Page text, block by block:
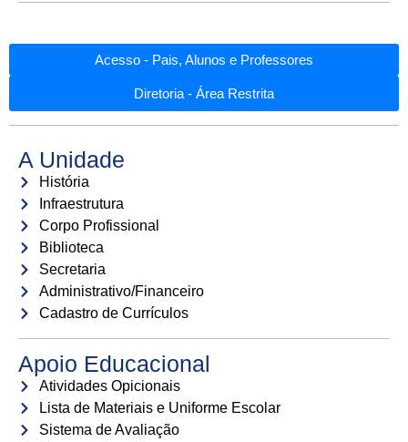
Acesso - Pais, Alunos e Professores
Diretoria - Área Restrita
A Unidade
História
Infraestrutura
Corpo Profissional
Biblioteca
Secretaria
Administrativo/Financeiro
Cadastro de Currículos
Apoio Educacional
Atividades Opicionais
Lista de Materiais e Uniforme Escolar
Sistema de Avaliação